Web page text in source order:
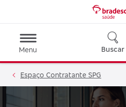
Menu Buscar
Espaço Contratante SPG